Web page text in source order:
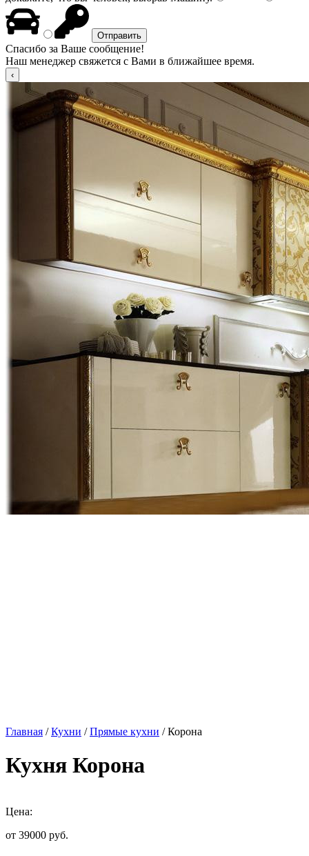
Спасибо за Ваше сообщение!
Наш менеджер свяжется с Вами в ближайшее время.
Главная /Кухни /Прямые кухни / Корона
Кухня Корона
Цена:
от 39000 руб.